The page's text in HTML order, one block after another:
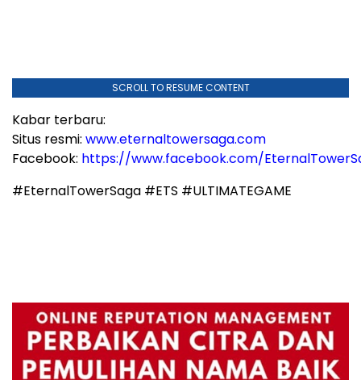
SCROLL TO RESUME CONTENT
Kabar terbaru:
Situs resmi: www.eternaltowersaga.com
Facebook: https://www.facebook.com/
#EternalTowerSaga #ETS #ULTIMATEGAME